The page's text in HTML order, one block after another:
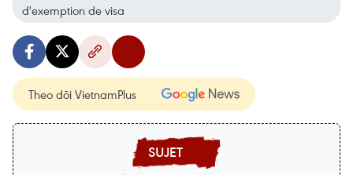
d'exemption de visa
Theo dõi VietnamPlus